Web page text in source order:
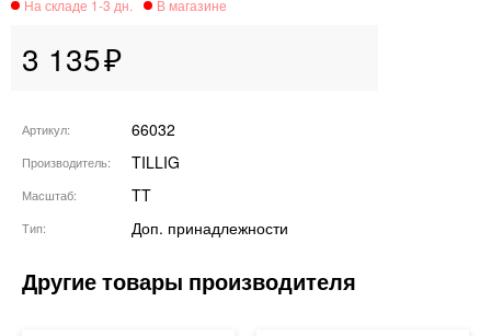
3 135
Артикул 66032
Производитель TILLIG
Масштаб TT
Тип Доп. принадлежности